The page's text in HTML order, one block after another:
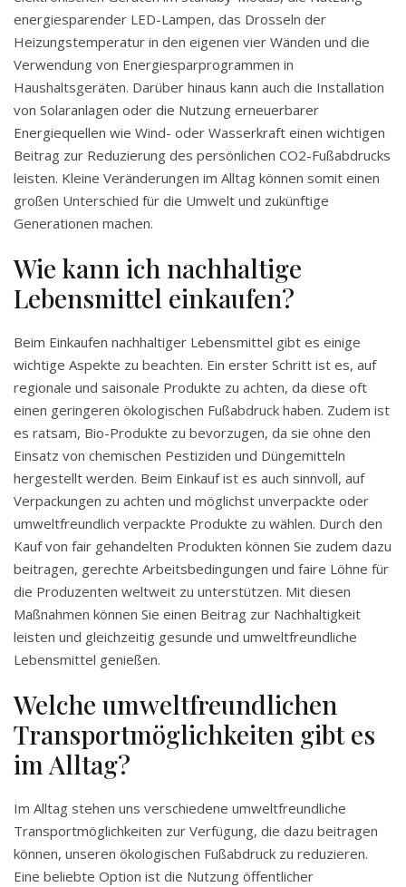
energiesparender LED-Lampen, das Drosseln der
Heizungstemperatur in den eigenen vier Wänden und die
Verwendung von Energiesparprogrammen in
Haushaltsgeräten. Darüber hinaus kann auch die Installation
von Solaranlagen oder die Nutzung erneuerbarer
Energiequellen wie Wind- oder Wasserkraft einen wichtigen
Beitrag zur Reduzierung des persönlichen CO2-Fußabdrucks
leisten. Kleine Veränderungen im Alltag können somit einen
großen Unterschied für die Umwelt und zukünftige
Generationen machen.
Wie kann ich nachhaltige
Lebensmittel einkaufen?
Beim Einkaufen nachhaltiger Lebensmittel gibt es einige
wichtige Aspekte zu beachten. Ein erster Schritt ist es, auf
regionale und saisonale Produkte zu achten, da diese oft
einen geringeren ökologischen Fußabdruck haben. Zudem ist
es ratsam, Bio-Produkte zu bevorzugen, da sie ohne den
Einsatz von chemischen Pestiziden und Düngemitteln
hergestellt werden. Beim Einkauf ist es auch sinnvoll, auf
Verpackungen zu achten und möglichst unverpackte oder
umweltfreundlich verpackte Produkte zu wählen. Durch den
Kauf von fair gehandelten Produkten können Sie zudem dazu
beitragen, gerechte Arbeitsbedingungen und faire Löhne für
die Produzenten weltweit zu unterstützen. Mit diesen
Maßnahmen können Sie einen Beitrag zur Nachhaltigkeit
leisten und gleichzeitig gesunde und umweltfreundliche
Lebensmittel genießen.
Welche umweltfreundlichen
Transportmöglichkeiten gibt es
im Alltag?
Im Alltag stehen uns verschiedene umweltfreundliche
Transportmöglichkeiten zur Verfügung, die dazu beitragen
können, unseren ökologischen Fußabdruck zu reduzieren.
Eine beliebte Option ist die Nutzung öffentlicher